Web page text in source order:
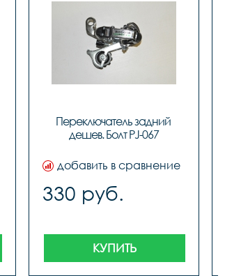
Переключатель задний
дешев. Болт PJ-067
добавить в сравнение
330 руб.
КУПИТЬ